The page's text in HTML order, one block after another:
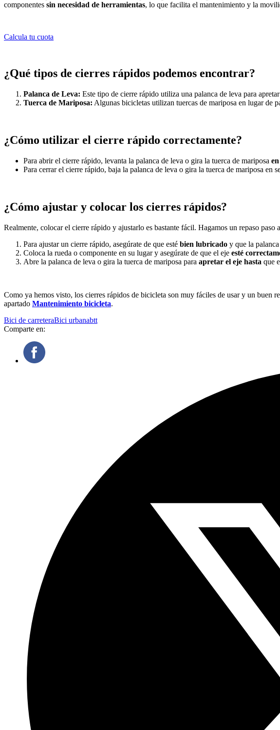
componentes sin necesidad de herramientas, lo que facilita el mantenimiento y la
Calcula tu cuota
¿Qué tipos de cierres rápidos podemos encontrar?
Palanca de Leva: Este tipo de cierre rápido utiliza una palanca de leva para
Tuerca de Mariposa: Algunas bicicletas utilizan tuercas de mariposa en lugar de
¿Cómo utilizar el cierre rápido correctamente?
Para abrir el cierre rápido, levanta la palanca de leva o gira la tuerca de mariposa
Para cerrar el cierre rápido, baja la palanca de leva o gira la tuerca de mariposa en
¿Cómo ajustar y colocar los cierres rápidos?
Realmente, colocar el cierre rápido y ajustarlo es bastante fácil. Hagamos un repaso paso
Para ajustar un cierre rápido, asegúrate de que esté bien lubricado y que la palanca
Coloca la rueda o componente en su lugar y asegúrate de que el eje esté
Abre la palanca de leva o gira la tuerca de mariposa para apretar el eje hasta que
Como ya hemos visto, los cierres rápidos de bicicleta son muy fáciles de usar y un buen
apartado Mantenimiento bicicleta.
Bici de carreteraBici urbanabtt
Comparte en: